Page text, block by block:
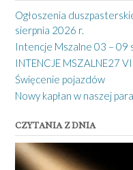
Ogłoszenia
sierpnia 2026 r.
Intencje Mszalne 03 – 09
INTENCJE MSZALNE27
Święcenie pojazdów
Nowy kapłan w naszej
CZYTANIA Z DNIA